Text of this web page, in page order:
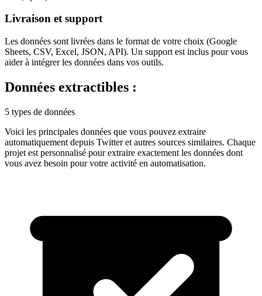
Livraison et support
Les données sont livrées dans le format de votre choix (Google
Sheets, CSV, Excel, JSON, API). Un support est inclus pour vous
aider à intégrer les données dans vos outils.
Données extractibles :
5 types de données
Voici les principales données que vous pouvez extraire
automatiquement depuis Twitteret autres sources similaires. Chaque
projet est personnalisé pour extraire exactement les données dont
vous avez besoin pour votre activité en automatisation.